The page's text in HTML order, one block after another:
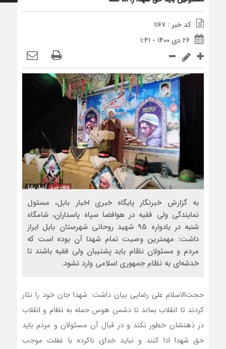
کد خبر : ۱۱۶۷
۲۶ دی ۱۴۰۰ - ۱:۴۱
به گزارش خبرنگار پایگاه خبری اخبار بابل، مسئول
نمایندگی ولی فقیه در هوافضا سپاه پاسداران، شامگاه
شنبه در یادواره ۹۵ شهید روحانی شهرستان بابل ابراز
داشت: مهمترین وصیت تمام شهدا آن بوده است که
مردم و مسئولان نظام باید پشتیبان ولی فقیه باشند تا
خدشه‌ای به نظام جمهوری اسلامی وارد نشود.
حجت‌الاسلام علی رضایی بیان داشت: شهدا جان خود را نثار
کردند تا انقلاب بماند تا دشمن هوس حمله به نظام و انقلاب
در ذهنشان خطور نکند و در قبال آن مسئولان و مردم باید
حق شهدا ادا کنند و نباید خدای ناکرده با غفلت موجب